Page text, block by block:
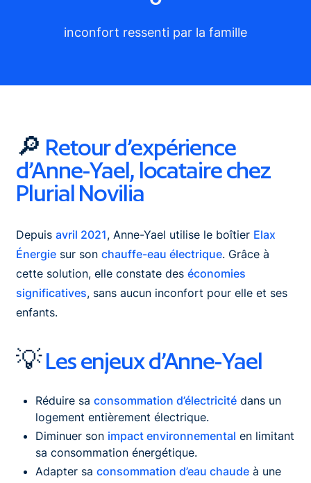
inconfort ressenti par la famille
🔎 Retour d’expérience
d’Anne-Yael, locataire chez
Plurial Novilia
Depuisavril 2021, Anne-Yael utilise le boîtier Elax
Énergie sur sonchauffe-eau électrique. Grâce à
cette solution, elle constate deséconomies
significatives, sans aucun inconfort pour elle et ses
enfants.
💡Les enjeux d’Anne-Yael
Réduire sa consommation d’électricitédans un
logement entièrement électrique.
Diminuer son impact environnemental en limitant
sa consommation énergétique.
Adapter sa consommation d’eau chaudeà une